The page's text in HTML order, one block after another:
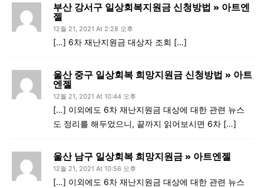
부산 강서구 일상회복지원금 신청방법 » 아트엔
젤
12월 21, 2021 At 2:28 오후
[…] 6차 재난지원금 대상자 조회 […]
울산 중구 일상회복 희망지원금 신청방법 » 아트
엔젤
12월 21, 2021 At 10:44 오후
[…] 이외에도 6차 재난지원금 대상에 대한 관련 뉴스
도 정리를 해두었으니, 끝까지 읽어보시면 6차 […]
울산 남구 일상회복 희망지원금 » 아트엔젤
12월 21, 2021 At 10:56 오후
[…] 이외에도 6차 재난지원금 대상에 대한 관련 뉴스